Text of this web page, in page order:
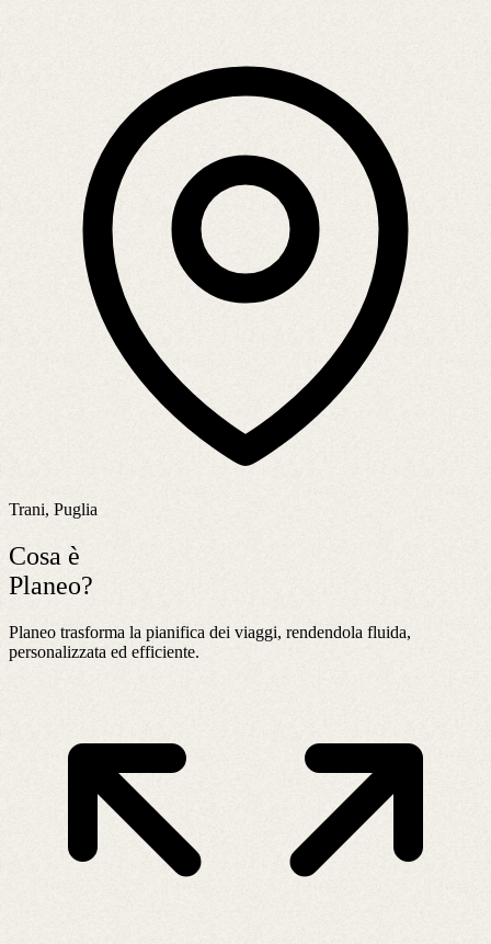
Trani, Puglia
Cosa è
Planeo?
Planeo trasforma la pianifica dei viaggi, rendendola fluida,
personalizzata ed efficiente.